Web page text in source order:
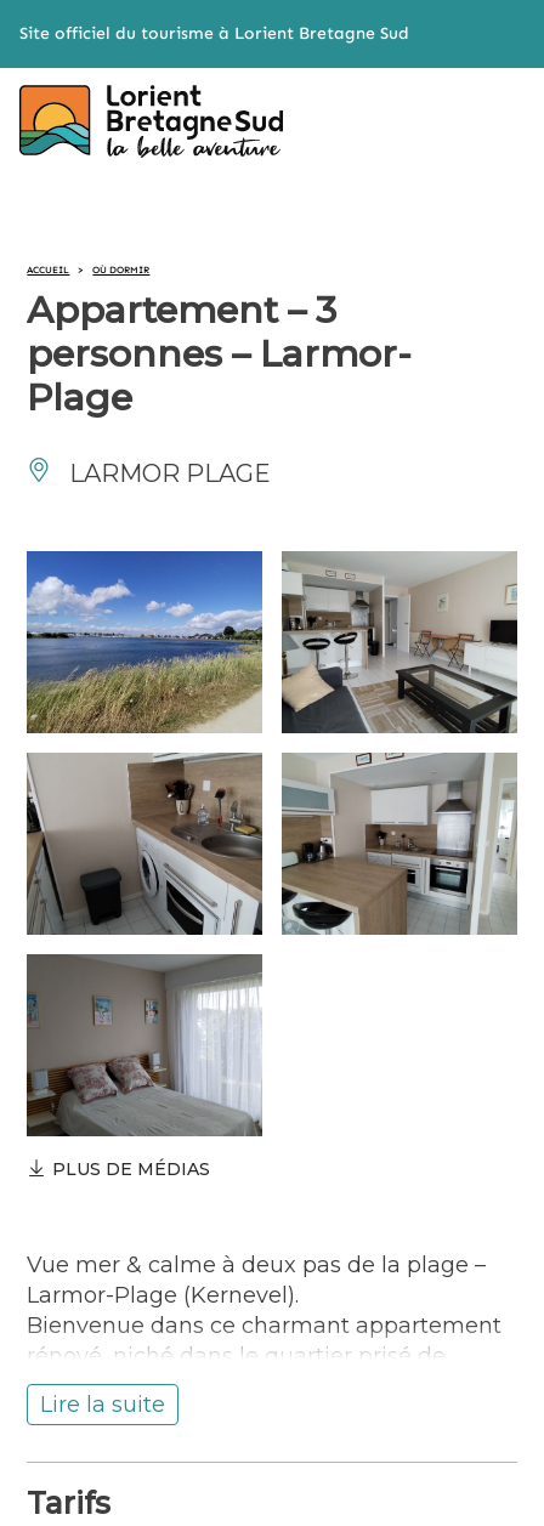
Site officiel du tourisme à Lorient Bretagne Sud
ACCUEIL > OÙ DORMIR
Appartement – 3
personnes – Larmor-
Plage
LARMOR PLAGE
PLUS DE MÉDIAS
Vue mer & calme à deux pas de la plage –
Larmor-Plage (Kernevel).
Bienvenue dans ce charmant appartement
rénové, niché dans le quartier prisé de
Kernevel, à Larmor-Plage. Idéal pour une
escapade en bord de mer ou un séjour pro à
Bretagne sud
Lire la suite
Tarifs